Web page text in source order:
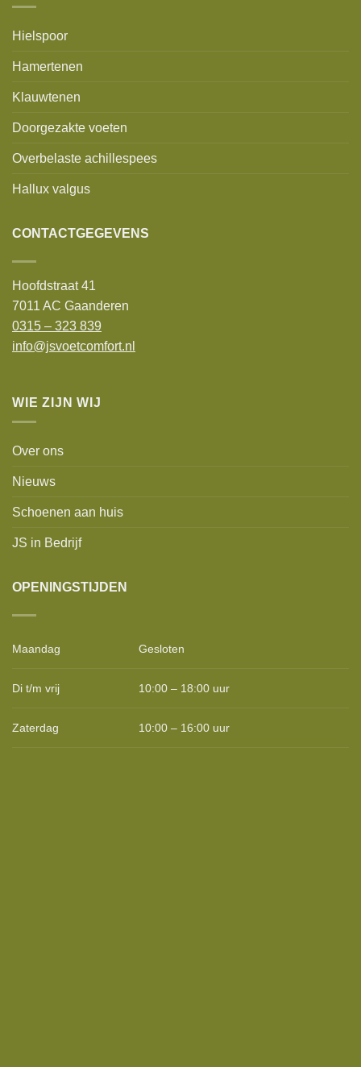
Hielspoor
Hamertenen
Klauwtenen
Doorgezakte voeten
Overbelaste achillespees
Hallux valgus
CONTACTGEGEVENS
Hoofdstraat 41
7011 AC Gaanderen
0315 – 323 839
info@jsvoetcomfort.nl
WIE ZIJN WIJ
Over ons
Nieuws
Schoenen aan huis
JS in Bedrijf
OPENINGSTIJDEN
Maandag Gesloten
Di t/m vrij 10:00 – 18:00 uur
Zaterdag 10:00 – 16:00 uur